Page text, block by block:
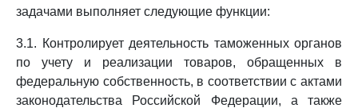
задачами выполняет следующие функции:
3.1. Контролирует деятельность таможенных органов
по учету и реализации товаров, обращенных в
федеральную собственность, в соответствии с актами
законодательства Российской Федерации, а также